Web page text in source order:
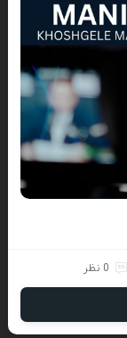
0 نظر